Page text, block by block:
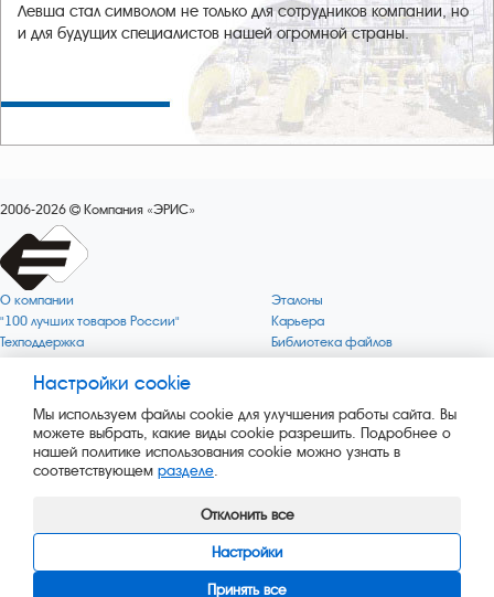
Левша стал символом не только для сотрудников компании, но
и для будущих специалистов нашей огромной страны.
2006-2026 Компания «ЭРИС»
О компании
"100 лучших товаров России"
Техподдержка
Поверка по редким газам
Готовность СИ Онлайн
Пресс-релизы
Каталог сервисных услуг
Эталоны
Карьера
Библиотека файлов
Цели компании
Зелёная 1000
Key BLE Generator
Настройки cookie
Мы используем файлы cookie для улучшения работы сайта. Вы
можете выбрать, какие виды cookie разрешить. Подробнее о
нашей политике использования cookie можно узнать в
соответствующем разделе.
Отклонить все
Настройки
Принять все